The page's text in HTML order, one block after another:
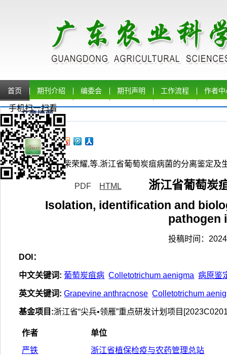
首页 期刊介绍 编委会 期刊声明 工作流程 作者中
文章摘要
严铁,虞沈丹,柴荣耀,等.浙江省葡萄炭疽病菌的分离鉴定及
PDF HTML
浙江省葡萄炭
Isolation, identification and
pathogen
投稿时间：
DOI：
中文关键词: 葡萄炭疽病 Colletotrichum aenigma 病原鉴
英文关键词: Grapevine anthracnose Colletotrichum
基金项目 :浙江省“尖兵•领雁”重点研发计划项目
作者
单位
严铁
浙江省植保检疫与农药管理总站
手机扫一扫看